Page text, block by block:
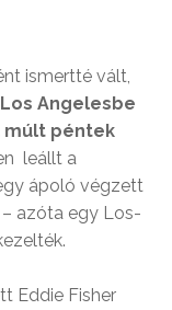
ismertté vált,
Angelesbe
múlt péntek
leállt a
ápoló végzett
azóta egy Los-
Eddie Fisher